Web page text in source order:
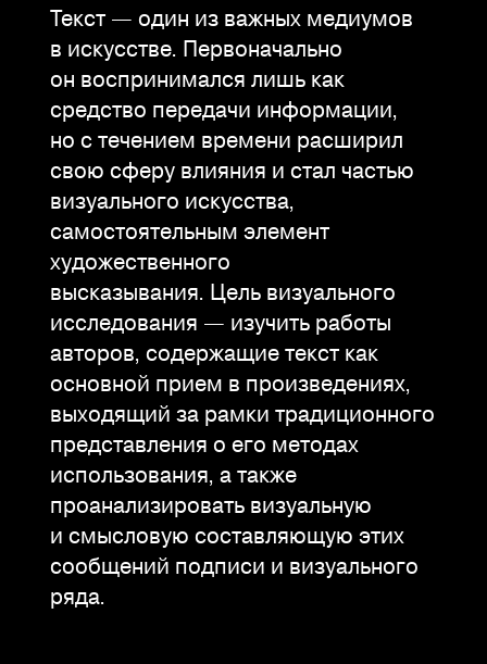
Текст — один из важных медиумов
в искусстве. Первоначально
он воспринимался лишь как
средство передачи информации,
но с течением времени расширил
свою сферу влияния и стал частью
визуального искусства,
самостоятельным элемент
художественного
высказывания. Цель визуального
исследования — изучить работы
авторов, содержащие текст как
основной прием в произведениях,
выходящий за рамки традиционного
представления о его методах
использования, а также
проанализировать визуальную
и смысловую составляющую этих
сообщений подписи и визуального
ряда.